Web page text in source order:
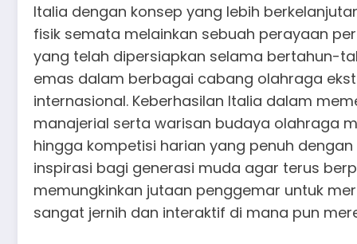
Italia dengan konsep yang lebih
fisik semata melainkan sebuah perayaan
yang telah dipersiapkan selama bertahun-
emas dalam berbagai cabang olahraga
internasional. Keberhasilan Italia dalam
manajerial serta warisan budaya olahraga
hingga kompetisi harian yang penuh
inspirasi bagi generasi muda agar terus
memungkinkan jutaan penggemar untuk
sangat jernih dan interaktif di mana pun